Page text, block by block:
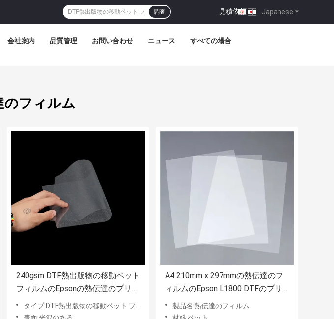
Japanese
見積依頼 |
調査
会社案内 品質管理 お問い合わせ ニュース すべての場合
のフィルム
240gsm DTF熱出版物の移動ペット
フィルムのEpsonの熱伝達のプリン
ト用フィルム
タイプ:DTF熱出版物の移動ペット フィルム
A4 210mm x 297mmの熱伝達のフ
ィルムのEpson L1800 DTFのプリ
ント用フィルム
製品名:熱伝達のフィルム